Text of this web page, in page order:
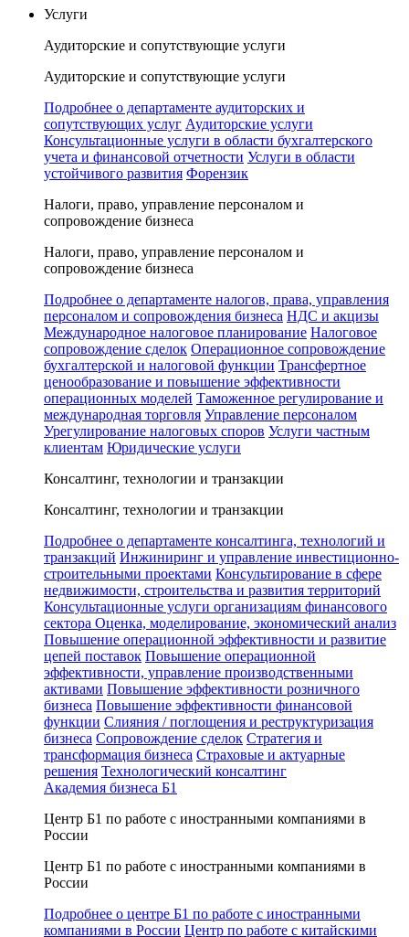
Услуги
Аудиторские и сопутствующие услуги
Аудиторские и сопутствующие услуги
Подробнее о департаменте аудиторских и
сопутствующих услуг Аудиторские услуги
Консультационные услуги в области бухгалтерского
учета и финансовой отчетности Услуги в области
устойчивого развития Форензик
Налоги, право, управление персоналом и
сопровождение бизнеса
Налоги, право, управление персоналом и
сопровождение бизнеса
Подробнее о департаменте налогов, права, управления
персоналом и сопровождения бизнеса НДС и акцизы
Международное налоговое планирование Налоговое
сопровождение сделок Операционное сопровождение
бухгалтерской и налоговой функции Трансфертное
ценообразование и повышение эффективности
операционных моделей Таможенное регулирование и
международная торговля Управление персоналом
Урегулирование налоговых споров Услуги частным
клиентам Юридические услуги
Консалтинг, технологии и транзакции
Консалтинг, технологии и транзакции
Подробнее о департаменте консалтинга, технологий и
транзакций Инжиниринг и управление инвестиционно-
строительными проектами Консультирование в сфере
недвижимости, строительства и развития территорий
Консультационные услуги организациям финансового
сектора Оценка, моделирование, экономический анализ
Повышение операционной эффективности и развитие
цепей поставок Повышение операционной
эффективности, управление производственными
активами Повышение эффективности розничного
бизнеса Повышение эффективности финансовой
функции Слияния / поглощения и реструктуризация
бизнеса Сопровождение сделок Стратегия и
трансформация бизнеса Страховые и актуарные
решения Технологический консалтинг
Академия бизнеса Б1
Центр Б1 по работе с иностранными компаниями в
России
Центр Б1 по работе с иностранными компаниями в
России
Подробнее о центре Б1 по работе с иностранными
компаниями в России Центр по работе с китайскими